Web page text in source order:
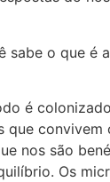
sabe o que é
é
que convivem
nos são
Os